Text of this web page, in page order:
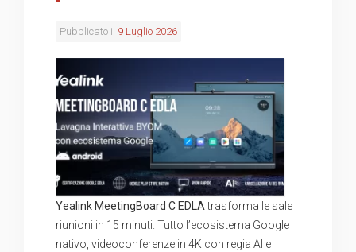
Pubblicato il 9 Luglio 2026
Yealink MeetingBoard C EDLAtrasforma le sale
riunioni in 15 minuti. Tutto l’ecosistema Google
nativo, videoconferenze in 4K con regia AI e